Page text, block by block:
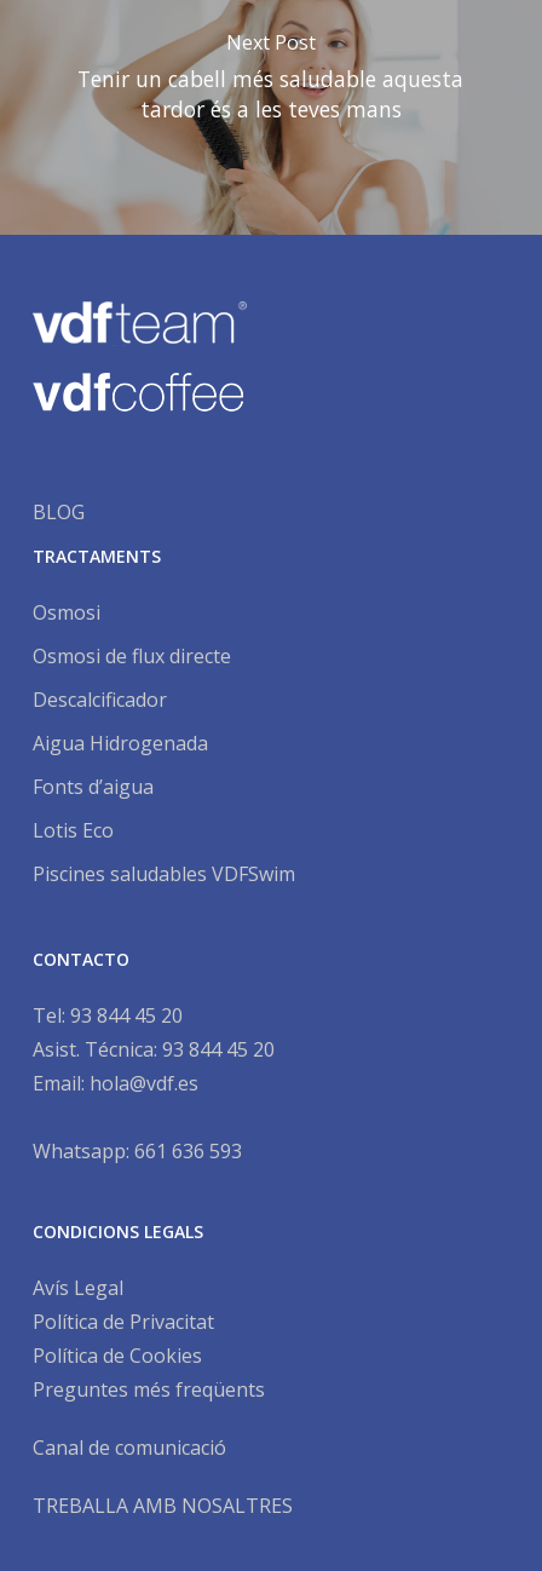
Next Post
Tenir un cabell més saludable aquesta
tardor és a les teves mans
BLOG
TRACTAMENTS
Osmosi
Osmosi de flux directe
Descalcificador
Aigua Hidrogenada
Fonts d’aigua
Lotis Eco
Piscines saludables VDFSwim
CONTACTO
Tel: 93 844 45 20
Asist. Técnica: 93 844 45 20
Email: hola@vdf.es
Whatsapp: 661 636 593
CONDICIONS LEGALS
Avís Legal
Política de Privacitat
Política de Cookies
Preguntes més freqüents
Canal de comunicació
TREBALLA AMB NOSALTRES